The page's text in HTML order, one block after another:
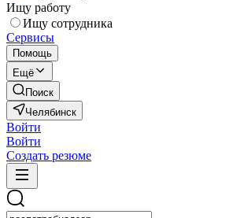
Ищу работу
Ищу сотрудника
Сервисы
Помощь
Ещё
Поиск
Челябинск
Войти
Войти
Создать резюме